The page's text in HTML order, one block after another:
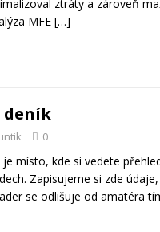
ztráty a zároveň
MFE […]
deník
0
místo, kde si vedete
Zapisujeme si zde
se odlišuje od amatéra